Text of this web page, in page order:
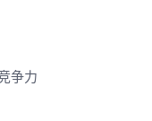
争力